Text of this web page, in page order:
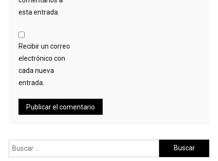
esta entrada.
Recibir un correo
electrónico con
cada nueva
entrada.
Buscar: